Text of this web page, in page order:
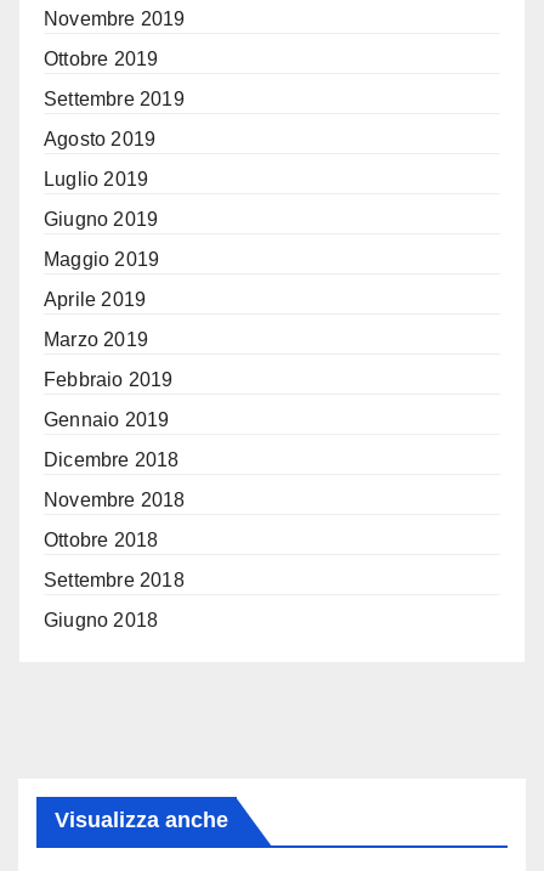
Novembre 2019
Ottobre 2019
Settembre 2019
Agosto 2019
Luglio 2019
Giugno 2019
Maggio 2019
Aprile 2019
Marzo 2019
Febbraio 2019
Gennaio 2019
Dicembre 2018
Novembre 2018
Ottobre 2018
Settembre 2018
Giugno 2018
Visualizza anche